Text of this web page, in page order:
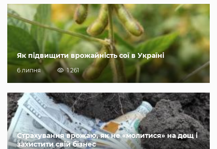
Як підвищити врожайність сої в Україні
6 липня 1 261
Страхування врожаю, як не «молитися» на дощ і
захистити свій бізнес